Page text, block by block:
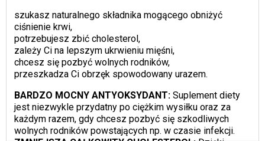
szukasz naturalnego składnika mogącego obniżyć
ciśnienie krwi,
potrzebujesz zbić cholesterol,
zależy Ci na lepszym ukrwieniu mięśni,
chcesz się pozbyć wolnych rodników,
przeszkadza Ci obrzęk spowodowany urazem.
BARDZO MOCNY ANTYOKSYDANT: Suplement diety
jest niezwykle przydatny po ciężkim wysiłku oraz za
każdym razem, gdy chcesz pozbyć się szkodliwych
wolnych rodników powstających np. w czasie infekcji.